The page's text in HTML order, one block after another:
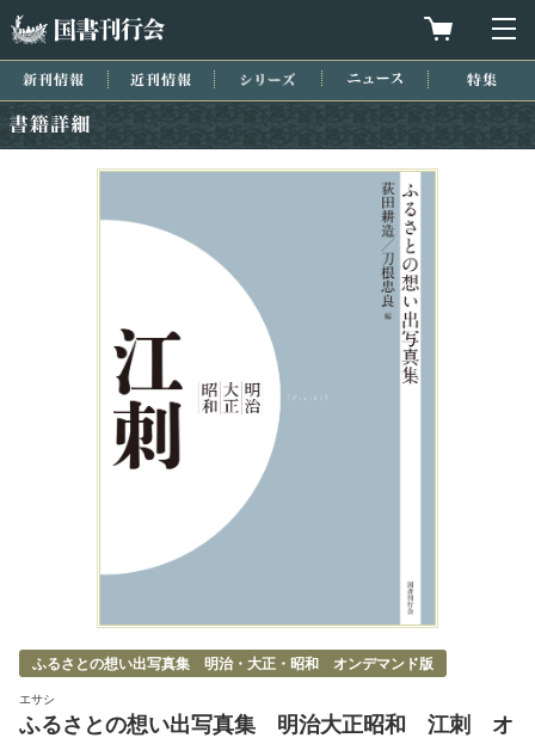
買物カゴを
新刊情報 近刊情報 シリーズ ニュース
ふるさとの想い出写真集 明治・大正・昭和 オンデマンド版
エサシ
ふるさとの想い出写真集 明治大正昭和 江刺 オ